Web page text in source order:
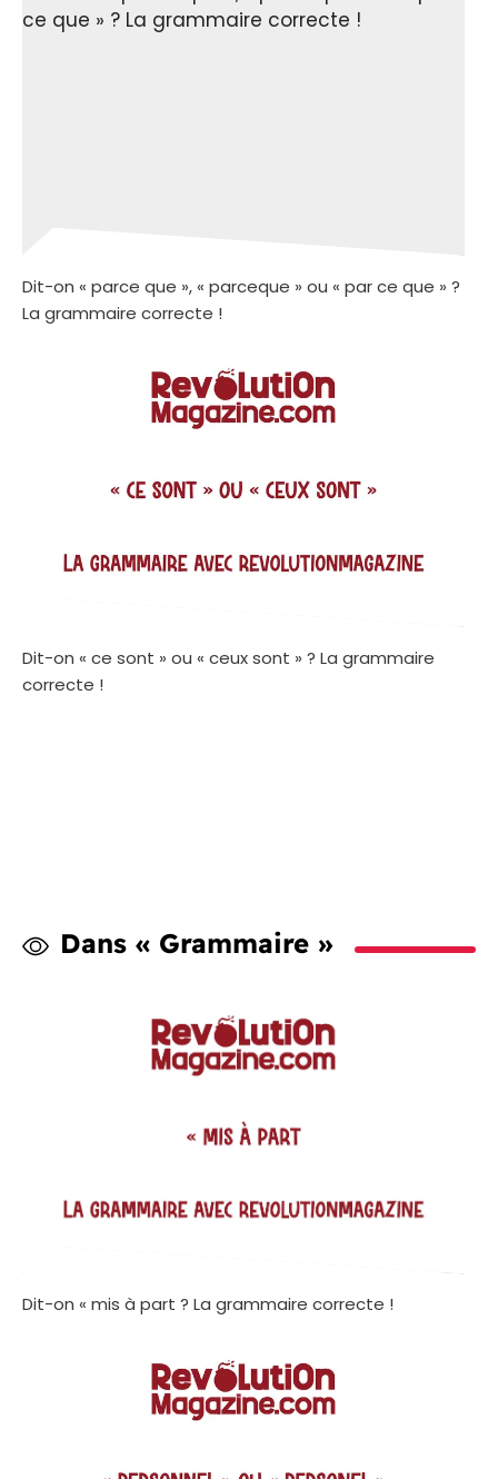
Dit-on « parce que », « parceque » ou « par ce que » ?
La grammaire correcte !
Dit-on « ce sont » ou « ceux sont » ? La grammaire
correcte !
Dans « Grammaire »
Dit-on « mis à part ? La grammaire correcte !